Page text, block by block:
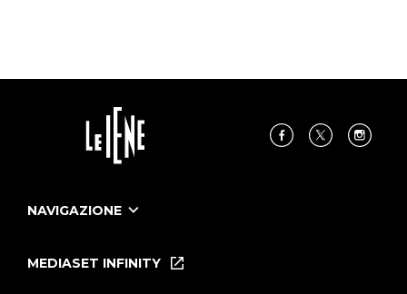
NAVIGAZIONE
Le Iene Presentano Inside
MEDIASET INFINITY